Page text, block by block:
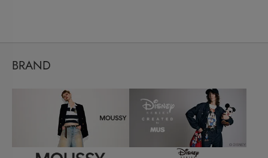
BRAND